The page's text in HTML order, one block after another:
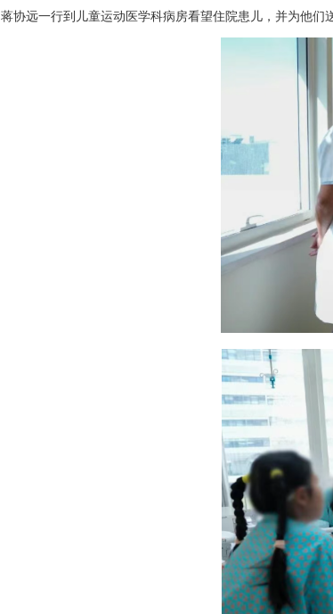
蒋协远一行到 儿童运动医学科病房看望住院患儿，并为他们